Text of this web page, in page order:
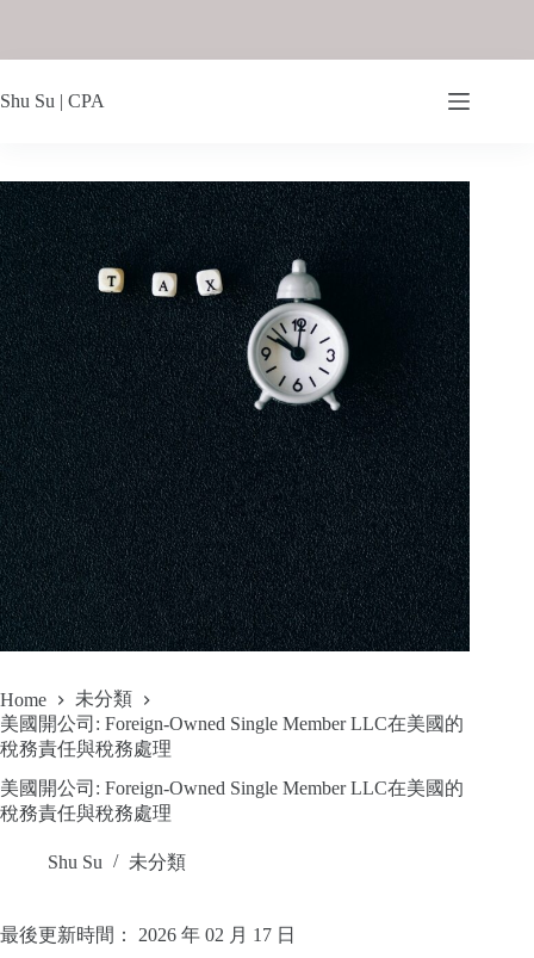
Shu Su | CPA
Home
未分類
美國開公司: Foreign-Owned Single Member LLC在美國的
稅務責任與稅務處理
美國開公司: Foreign-Owned Single Member LLC在美國的
稅務責任與稅務處理
Shu Su 未分類
最後更新時間： 2026 年 02 月 17 日